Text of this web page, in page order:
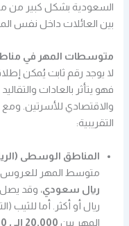
السعودية بشكل كبير من
بين العائلات داخل نفس
متوسطات المهر في
لا يوجد رقم ثابت يُمكن
فهو يتأثر بالعادات
والاقتصادي للأسرتين.
التقريبية:
المناطق الوسطى
متوسط المهر للعروس
ريال سعودي
ريال أو أكثر. أما للثيب
المهر بين 20,000 إلى 40,000 ريال سعودي